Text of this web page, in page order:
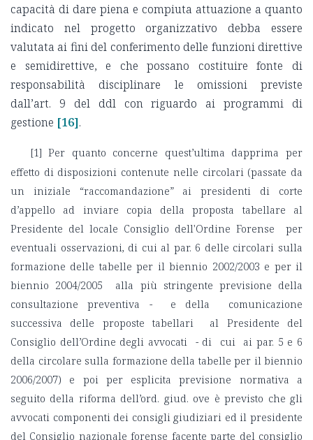
capacità di dare piena e compiuta attuazione a quanto
indicato nel progetto organizzativo debba essere
valutata ai fini del conferimento delle funzioni direttive
e semidirettive, e che possano costituire fonte di
responsabilità disciplinare le omissioni previste
dall’art. 9 del ddl con riguardo ai programmi di
gestione [16].
[1] Per quanto concerne quest’ultima dapprima per
effetto di disposizioni contenute nelle circolari (passate da
un iniziale “raccomandazione” ai presidenti di corte
d’appello ad inviare copia della proposta tabellare al
Presidente del locale Consiglio dell'Ordine Forense per
eventuali osservazioni, di cui al par. 6 delle circolari sulla
formazione delle tabelle per il biennio 2002/2003 e per il
biennio 2004/2005 alla più stringente previsione della
consultazione preventiva - e della comunicazione
successiva delle proposte tabellari al Presidente del
Consiglio dell’Ordine degli avvocati - di cui ai par. 5 e 6
della circolare sulla formazione della tabelle per il biennio
2006/2007) e poi per esplicita previsione normativa a
seguito della riforma dell’ord. giud. ove è previsto che gli
avvocati componenti dei consigli giudiziari ed il presidente
del Consiglio nazionale forense facente parte del consiglio